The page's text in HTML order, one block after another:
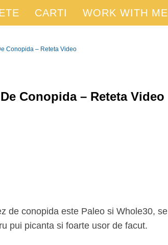
CARTI WORK WITH ME
Conopida – Reteta Video
Conopida – Reteta Video
pui picanta si foarte usor de facut.